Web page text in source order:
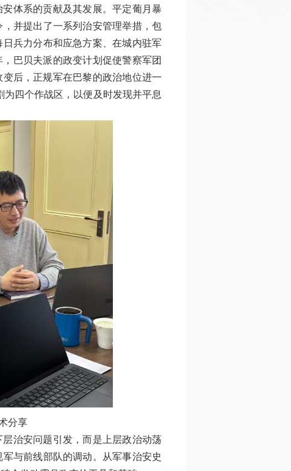
体系的贡献及其发展。平定葡月暴
并提出了一系列治安管理举措，包
兵力分布和应急方案、在城内驻军
巴贝夫派的政变计划促使警察军团
后，正规军在巴黎的政治地位进一
为四个作战区，以便及时发现并平息
分享
治安问题引发，而是上层政治动荡
与前线部队的调动。从军事治安史